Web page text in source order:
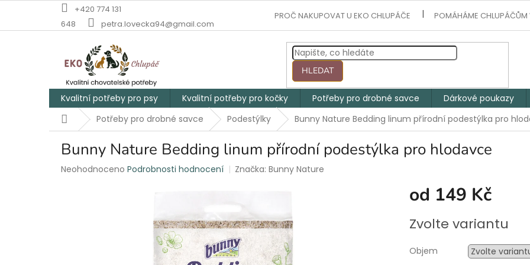
obsah
+420 774 131
648
petra.lovecka94@gmail.com
PROČ NAKUPOVAT U EKO CHLUPÁČE POMÁHÁME CHLUPÁČŮM
HLEDAT
Kvalitní potřeby pro psy Kvalitní potřeby pro kočky Potřeby pro drobné savce Dárkové poukazy
DomůPotřeby pro drobné savce Podestýlky Bunny Nature Bedding linum přírodní podestýlka pro
Bunny Nature Bedding linum přírodní podestýlka pro hlodavce
Průměrné
Neohodnoceno Podrobnosti hodnocení Značka:Bunny Nature
od 149 Kč
cena:
Zvolte variantu
Objem